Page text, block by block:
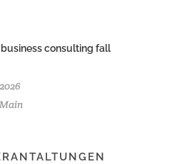
business consulting fall